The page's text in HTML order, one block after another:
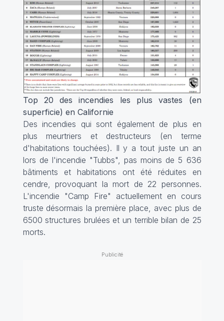
Top 20 des incendies les plus vastes (en
superficie) en Californie
Des incendies qui sont également de plus en
plus meurtriers et destructeurs (en terme
d'habitations touchées). Il y a tout juste un an
lors de l'incendie "Tubbs", pas moins de 5 636
bâtiments et habitations ont été réduites en
cendre, provoquant la mort de 22 personnes.
L'incendie "Camp Fire" actuellement en cours
truste désormais la première place, avec plus de
6500 structures brulées et un terrible bilan de 25
morts.